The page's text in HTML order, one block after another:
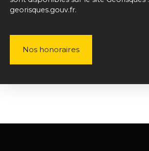
georisques.gouv.fr.
Nos honoraires